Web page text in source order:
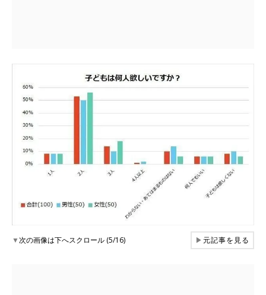
▼次の画像は下へスクロール (5/16) ▶元記事を見る